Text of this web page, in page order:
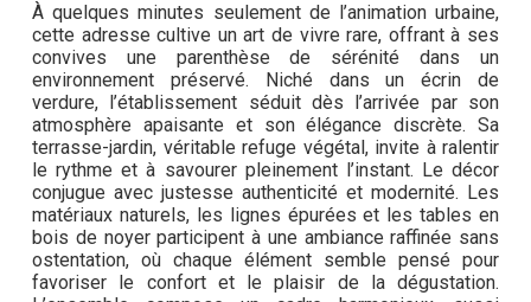
À quelques minutes seulement de l’animation urbaine,
cette adresse cultive un art de vivre rare, offrant à ses
convives une parenthèse de sérénité dans un
environnement préservé. Niché dans un écrin de
verdure, l’établissement séduit dès l’arrivée par son
atmosphère apaisante et son élégance discrète. Sa
terrasse-jardin, véritable refuge végétal, invite à ralentir
le rythme et à savourer pleinement l’instant. Le décor
conjugue avec justesse authenticité et modernité. Les
matériaux naturels, les lignes épurées et les tables en
bois de noyer participent à une ambiance raffinée sans
ostentation, où chaque élément semble pensé pour
favoriser le confort et le plaisir de la dégustation.